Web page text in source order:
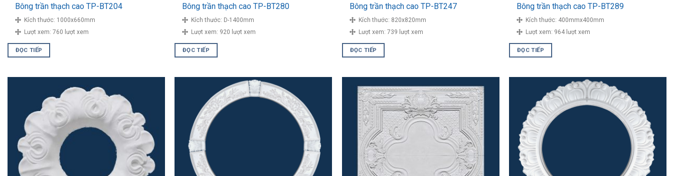
Bông trần thạch cao TP-BT204
Kích thước: 1000x660mm
Lượt xem: 760 lượt xem
ĐỌC TIẾP
Bông trần thạch cao TP-BT280
Kích thước: D-1400mm
Lượt xem: 920 lượt xem
ĐỌC TIẾP
Bông trần thạch cao TP-BT247
Kích thước: 820x820mm
Lượt xem: 739 lượt xem
ĐỌC TIẾP
Bông trần thạch cao TP-BT289
Kích thước: 400mmx400mm
Lượt xem: 964 lượt xem
ĐỌC TIẾP